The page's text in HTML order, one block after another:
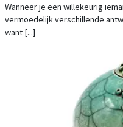
Wanneer je een willekeurig
vermoedelijk verschillende
want [...]